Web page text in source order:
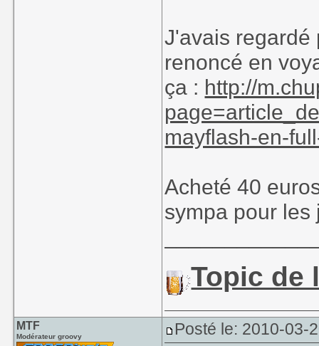
J'avais regardé
renoncé en
ça : http://
mayflash-en-
Acheté 40
sympa pour les
Topic de
MTF
Modérateur groovy Posté le: 2010-03-